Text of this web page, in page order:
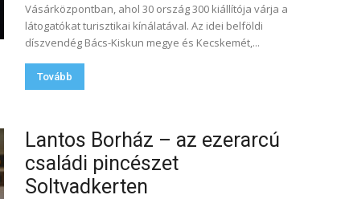
Vásárközpontban, ahol 30 ország 300 kiállítója várja a
látogatókat turisztikai kínálatával. Az idei belföldi
díszvendég Bács-Kiskun megye és Kecskemét,...
Tovább
Lantos Borház – az ezerarcú
családi pincészet
Soltvadkerten